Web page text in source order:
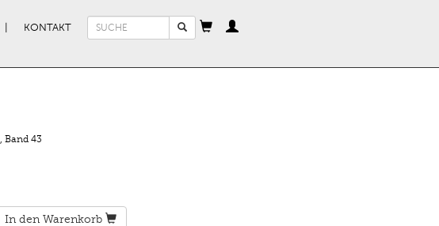
KONTAKT
Suchformular
, Band 43
In den Warenkorb